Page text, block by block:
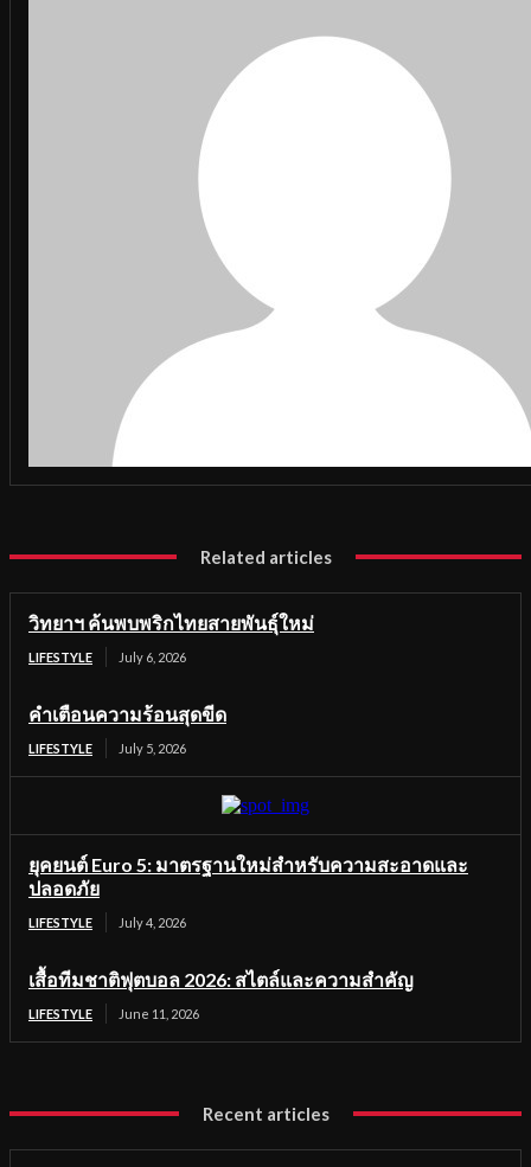
Related articles
วิทยาฯ ค้นพบพริกไทยสายพันธุ์ใหม่
LIFESTYLE July 6, 2026
คำเตือนความร้อนสุดขีด
LIFESTYLE July 5, 2026
ยุคยนต์ Euro 5: มาตรฐานใหม่สำหรับความสะอาดและ
ปลอดภัย
LIFESTYLE July 4, 2026
เสื้อทีมชาติฟุตบอล 2026: สไตล์และความสำคัญ
LIFESTYLE June 11, 2026
Recent articles